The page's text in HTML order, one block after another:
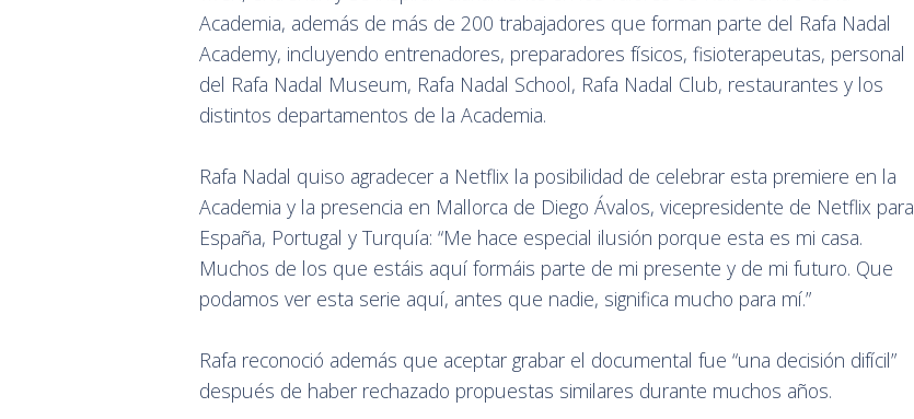
Academia, además de más de 200 trabajadores que forman parte del Rafa Nadal
Academy, incluyendo entrenadores, preparadores físicos, fisioterapeutas, personal
del Rafa Nadal Museum, Rafa Nadal School, Rafa Nadal Club, restaurantes y los
distintos departamentos de la Academia.
Rafa Nadal quiso agradecer a Netflix la posibilidad de celebrar esta premiere en la
Academia y la presencia en Mallorca de Diego Ávalos, vicepresidente de Netflix para
España, Portugal y Turquía: “Me hace especial ilusión porque esta es mi casa.
Muchos de los que estáis aquí formáis parte de mi presente y de mi futuro. Que
podamos ver esta serie aquí, antes que nadie, significa mucho para mí.”
Rafa reconoció además que aceptar grabar el documental fue “una decisión difícil”
después de haber rechazado propuestas similares durante muchos años.